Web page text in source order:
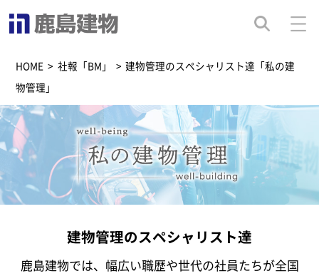
HOME > 社報「BM」 > 建物管理のスペシャリスト達「私の建
物管理」
建物管理のスペシャリスト達
鹿島建物では、幅広い職歴や世代の社員たちが全国